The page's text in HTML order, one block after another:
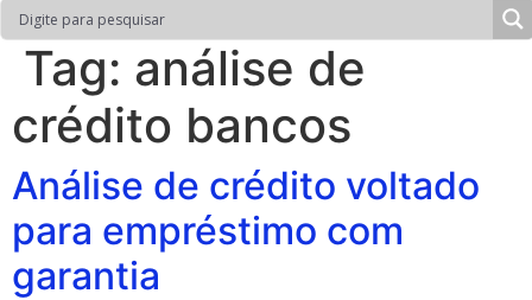
Tag: análise de
crédito bancos
Análise de crédito voltado
para empréstimo com
garantia